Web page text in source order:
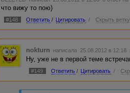
злой совсем.
а ведь отказ
моей,
для разочарованья.
разобрать, его, меня,
отчасти может прав и я.)))
что вижу то пою)
#148 Ответить / Цитировать / Скрыть ветку
nokturn написала 25.08.2012 в 12:18
Ну, уже не в первой теме
#149 Ответить / Цитировать /